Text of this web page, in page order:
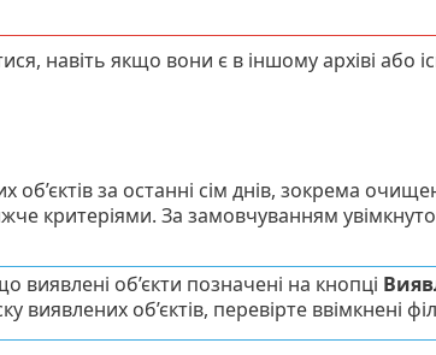
навіть якщо вони є в іншому архіві або
за останні сім днів, зокрема
критеріями. За замовчуванням
виявлені об’єкти позначені на кнопці
об’єктів, перевірте ввімкнені